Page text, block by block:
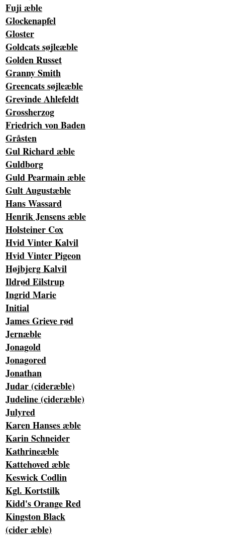
Fuji æble
Glockenapfel
Gloster
Goldcats søjleæble
Golden Russet
Granny Smith
Greencats søjleæble
Grevinde Ahlefeldt
Grossherzog
Friedrich von Baden
Gråsten
Gul Richard æble
Guldborg
Guld Pearmain æble
Gult Augustæble
Hans Wassard
Henrik Jensens æble
Holsteiner Cox
Hvid Vinter Kalvil
Hvid Vinter Pigeon
Højbjerg Kalvil
Ildrød Eilstrup
Ingrid Marie
Initial
James Grieve rød
Jernæble
Jonagold
Jonagored
Jonathan
Judar (cideræble)
Judeline (cideræble)
Julyred
Karen Hanses æble
Karin Schneider
Kathrineæble
Kattehoved æble
Keswick Codlin
Kgl. Kortstilk
Kidd's Orange Red
Kingston Black
(cider æble)